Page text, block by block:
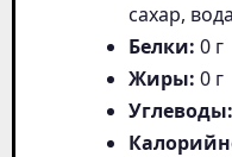
сахар,
Белки: 0 г
Жиры: 0 г
Углеводы: